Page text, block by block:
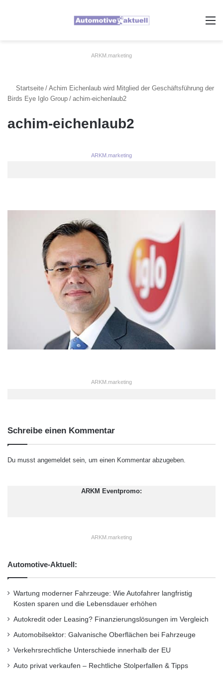
ARKM.marketing
Startseite / Achim Eichenlaub wird Mitglied der Geschäftsführung der
Birds Eye Iglo Group / achim-eichenlaub2
achim-eichenlaub2
ARKM.marketing
ARKM.marketing
Schreibe einen Kommentar
Du musst angemeldet sein, um einen Kommentar abzugeben.
ARKM Eventpromo:
ARKM.marketing
Automotive-Aktuell:
Wartung moderner Fahrzeuge: Wie Autofahrer langfristig
Kosten sparen und die Lebensdauer erhöhen
Autokredit oder Leasing? Finanzierungslösungen im Vergleich
Automobilsektor: Galvanische Oberflächen bei Fahrzeuge
Verkehrsrechtliche Unterschiede innerhalb der EU
Auto privat verkaufen – Rechtliche Stolperfallen & Tipps